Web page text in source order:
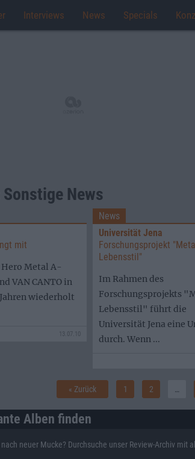
Interviews News Specials
News
mit
Metal A-
VAN CANTO in
wiederholt
13.07.10
News
Universität Jena
Forschungsprojekt
Lebensstil"
Im Rahmen des
Forschungsprojekts
Lebensstil" führt die
Universität Jena eine
durch. Wenn ...
« Zurück 1 2
Alben finden
neuer Mucke? Durchsuche unser Review-Archiv mit